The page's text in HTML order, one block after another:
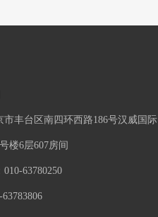
市丰台区南四环西路186号汉威国际
楼6层607房间
63780250